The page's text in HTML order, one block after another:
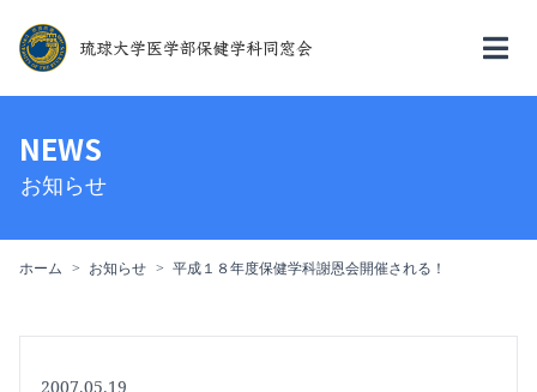
NEWS
お知らせ
ホーム お知らせ 平成１８年度保健学科謝恩会開催される！
2007.05.19